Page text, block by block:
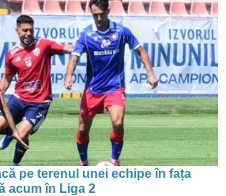
pe terenul unei echipe în fața
acum în Liga 2